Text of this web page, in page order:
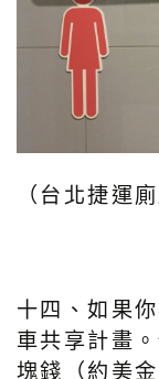
（台北捷運
十四、如果
車共享計畫
塊錢（約美